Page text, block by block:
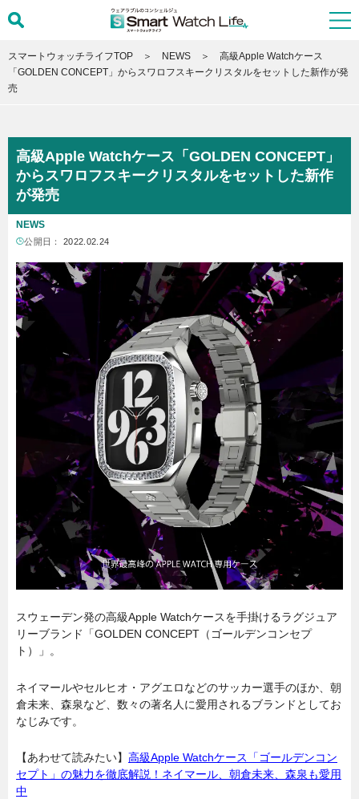
スマートウォッチライフTOP NEWS
高級Apple Watchケース
「GOLDEN CONCEPT」からスワロフスキークリスタルをセットした新作が発
売
高級Apple Watchケース「GOLDEN CONCEPT」
からスワロフスキークリスタルをセットした新作
が発売
NEWS
公開日： 2022.02.24
スウェーデン発の高級Apple Watchケースを手掛けるラグジュア
リーブランド「GOLDEN CONCEPT（ゴールデンコンセプ
ト）」。
ネイマールやセルヒオ・アグエロなどのサッカー選手のほか、朝
倉未来、森泉など、数々の著名人に愛用されるブランドとしてお
なじみです。
【あわせて読みたい】 高級Apple Watchケース「ゴールデンコン
セプト」の魅力を徹底解説！ネイマール、朝倉未来、森泉も愛用
中